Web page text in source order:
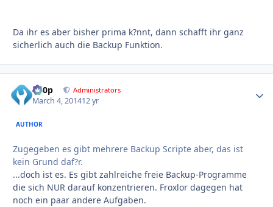
Da ihr es aber bisher prima k?nnt, dann schafft ihr ganz
sicherlich auch die Backup Funktion.
d00p Administrators
March 4, 201412 yr
AUTHOR
Zugegeben es gibt mehrere Backup Scripte aber, das ist
kein Grund daf?r.
...doch ist es. Es gibt zahlreiche freie Backup-Programme
die sich NUR darauf konzentrieren. Froxlor dagegen hat
noch ein paar andere Aufgaben.